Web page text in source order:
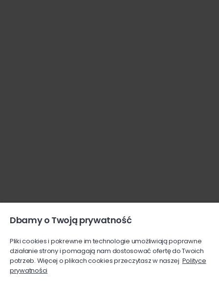
Dbamy o Twoją prywatność
Pliki cookies i pokrewne im technologie umożliwiają poprawne
działanie strony i pomagają nam dostosować ofertę do Twoich
potrzeb. Więcej o plikach cookies przeczytasz w naszej Polityce
prywatności